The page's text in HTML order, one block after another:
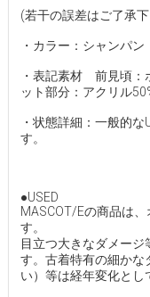
(若干の誤差はご了承
・カラー：シャンパン
・表記素材 前見頃：
ット部分：アクリル
・状態詳細：一般的
す。
●USED
MASCOT/Eの商品は
す。
目立つ大きなダメージ
す。古着特有の細かな
い）等は経年変化とし